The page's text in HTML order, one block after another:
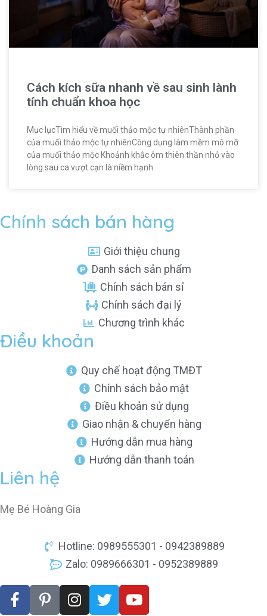
Cách kích sữa nhanh về sau sinh lành
tính chuẩn khoa học
Mục lụcTìm hiểu về muối thảo mộc tự nhiênThành phần
của muối thảo mộc tự nhiênCông dụng làm mềm mô mỡ
của muối thảo mộc Khoảnh khắc ôm thiên thần nhỏ vào
lòng sau ca vượt cạn là niềm hạnh
Chính sách bán hàng
Giới thiệu chung
Danh sách sản phẩm
Chính sách bán sỉ
Chính sách đại lý
Chương trình khác
Điều khoản
Quy chế hoạt động TMĐT
Chính sách bảo mật
Điều khoản sử dụng
Giao nhận & chuyển hàng
Hướng dẫn mua hàng
Hướng dẫn thanh toán
Liên hệ
Mẹ Bé Hoàng Gia
Hotline: 0989555301 - 0942389889
Zalo: 0989666301 - 0952389889